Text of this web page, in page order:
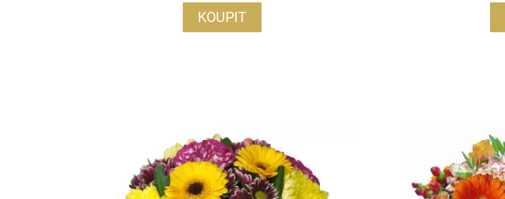
KOUPIT